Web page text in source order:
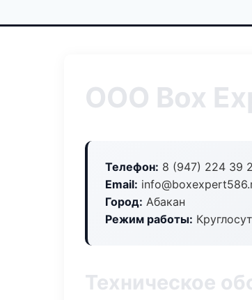
ООО Box
Телефон: 8 (947) 224 39
Email:
Город: Абакан
Режим работы:
Техническое